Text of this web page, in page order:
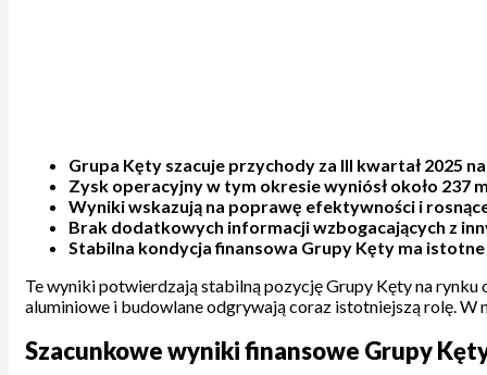
Grupa Kęty szacuje przychody za III kwartał 2025
Zysk operacyjny w tym okresie wyniósł około 237
Wyniki wskazują na poprawę efektywności i
Brak dodatkowych informacji wzbogacających z
Stabilna kondycja finansowa Grupy Kęty ma
Te wyniki potwierdzają stabilną pozycję Grupy Kęty na
aluminiowe i budowlane odgrywają coraz istotniejszą rolę. W
Szacunkowe wyniki finansowe Grupy